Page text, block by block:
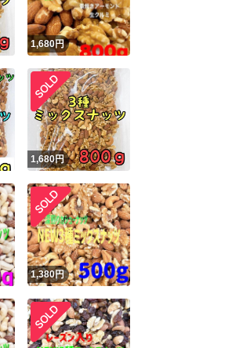
1,680円
1,680円
1,380円